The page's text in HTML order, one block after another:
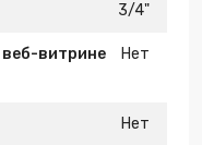
3/4"
витрине
Нет
Нет